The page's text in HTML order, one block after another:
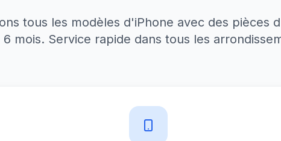
tous les modèles d'iPhone avec des pièces
mois. Service rapide dans tous les